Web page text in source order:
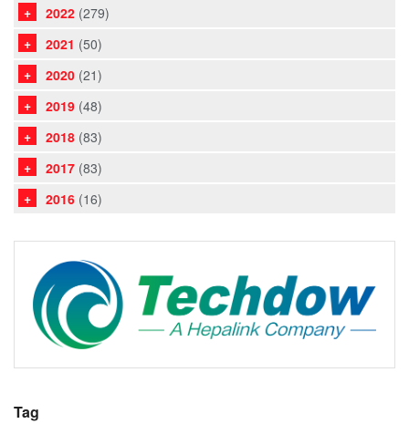
2022 (279)
2021 (50)
2020 (21)
2019 (48)
2018 (83)
2017 (83)
2016 (16)
Tag